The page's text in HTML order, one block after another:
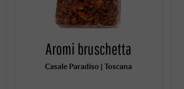
Aromi bruschetta
Casale Paradiso | Toscana